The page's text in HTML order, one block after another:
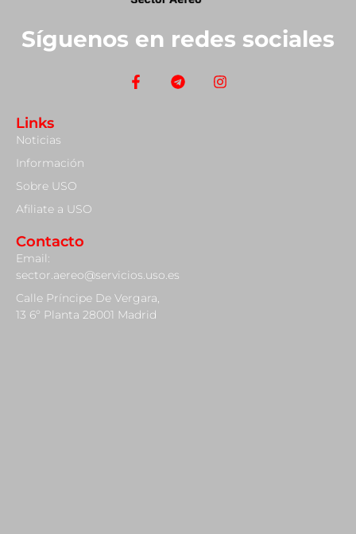
Síguenos en redes sociales
Links
Noticias
Información
Sobre USO
Afiliate a USO
Contacto
Email:
sector.aereo@servicios.uso.es
Calle Príncipe De Vergara,
13 6º Planta 28001 Madrid